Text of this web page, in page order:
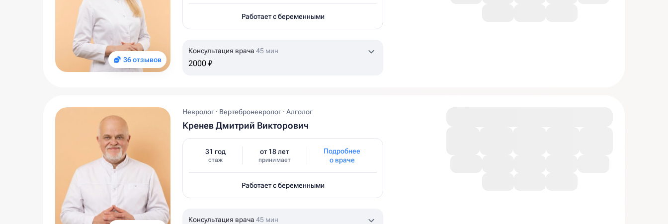
36 отзывов
Работает с беременными
Консультация врача 45 мин
2000 ₽
Невролог · Вертеброневролог · Алголог
Кренев Дмитрий Викторович
31 год
стаж
от 18 лет
принимает
Подробнее
о враче
Работает с беременными
Консультация врача 45 мин